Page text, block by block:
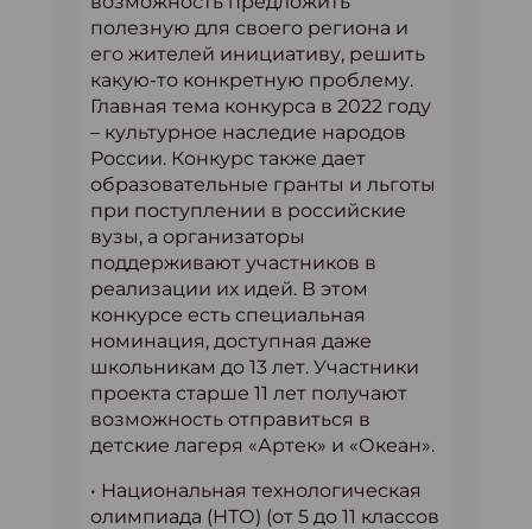
полезную для своего региона и
его жителей инициативу, решить
какую-то конкретную проблему.
Главная тема конкурса в 2022 году
– культурное наследие народов
России. Конкурс также дает
образовательные гранты и льготы
при поступлении в российские
вузы, а организаторы
поддерживают участников в
реализации их идей. В этом
конкурсе есть специальная
номинация, доступная даже
школьникам до 13 лет. Участники
проекта старше 11 лет получают
возможность отправиться в
детские лагеря «Артек» и «Океан».
• Национальная технологическая
олимпиада (НТО) (от 5 до 11 классов